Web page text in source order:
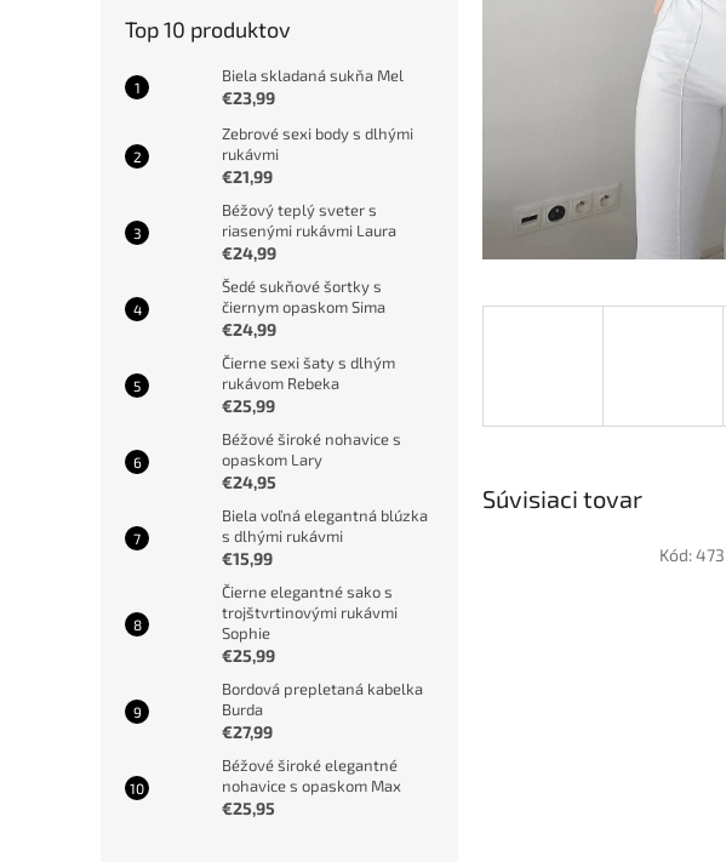
Top 10 produktov
Biela skladaná sukňa Mel
€23,99
Zebrové sexi body s dlhými
rukávmi
€21,99
Béžový teplý sveter s
riasenými rukávmi Laura
€24,99
Šedé sukňové šortky s
čiernym opaskom Sima
€24,99
Čierne sexi šaty s dlhým
rukávom Rebeka
€25,99
Béžové široké nohavice s
opaskom Lary
€24,95
Biela voľná elegantná blúzka
s dlhými rukávmi
€15,99
Čierne elegantné sako s
trojštvrtinovými rukávmi
Sophie
€25,99
Bordová prepletaná kabelka
Burda
€27,99
Béžové široké elegantné
nohavice s opaskom Max
€25,95
Súvisiaci tovar
Kód:473